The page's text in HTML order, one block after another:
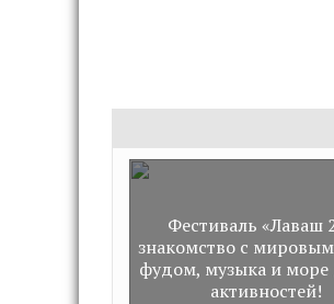
Фестиваль «Лаваш
знакомство с
фудом, музыка и море
активностей!